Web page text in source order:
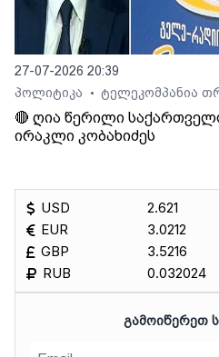
27-07-2026 20:39
პოლიტიკა
• ტელეკომპანია
🔴 ღია წერილი
ირაკლი კობახიძეს
USD
EUR
GBP
RUB
2.621
3.0212
3.5216
0.032024
ᲒᲐᲛᲝᲘᲬᲔᲠᲔᲗ